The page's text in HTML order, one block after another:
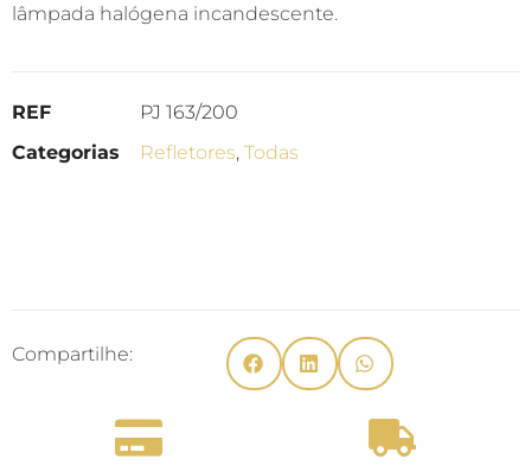
lâmpada halógena incandescente.
REF
PJ 163/200
Categorias
Refletores, Todas
Compartilhe: